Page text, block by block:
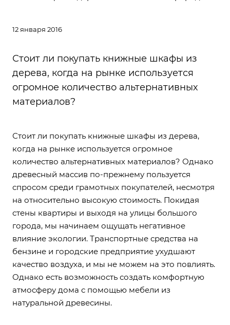
12 января 2016
Стоит ли покупать книжные шкафы из
дерева, когда на рынке используется
огромное количество альтернативных
материалов?
Стоит ли покупать книжные шкафы из дерева,
когда на рынке используется огромное
количество альтернативных материалов? Однако
древесный массив по-прежнему пользуется
спросом среди грамотных покупателей, несмотря
на относительно высокую стоимость. Покидая
стены квартиры и выходя на улицы большого
города, мы начинаем ощущать негативное
влияние экологии. Транспортные средства на
бензине и городские предприятие ухудшают
качество воздуха, и мы не можем на это повлиять.
Однако есть возможность создать комфортную
атмосферу дома с помощью мебели из
натуральной древесины.